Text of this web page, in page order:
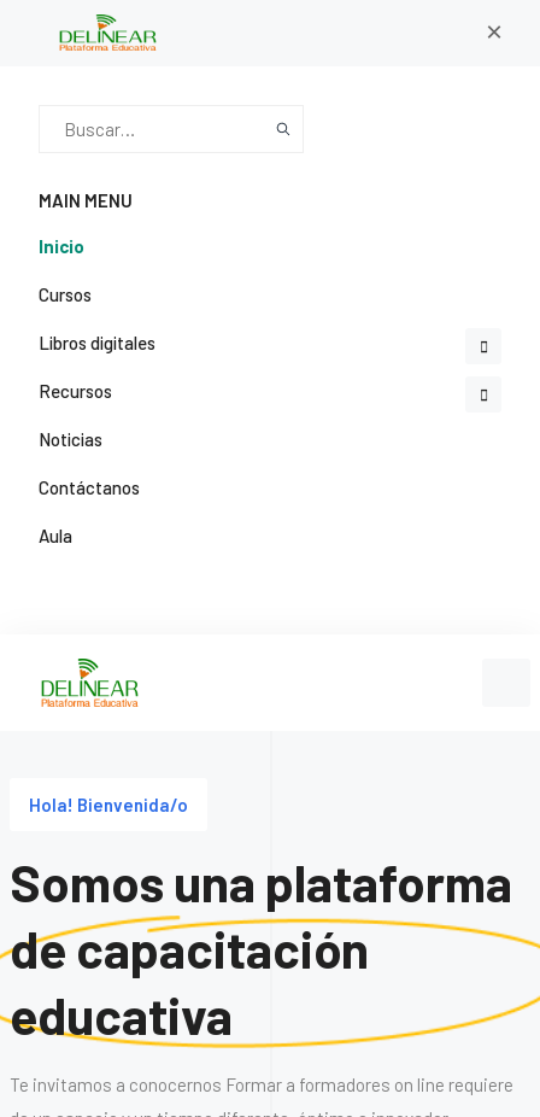
×
MAIN MENU
Inicio
Cursos
Libros digitales
Recursos
Noticias
Contáctanos
Aula
Hola! Bienvenida/o
Somos una plataforma
de capacitación
educativa
Te invitamos a conocernos Formar a formadores on line requiere